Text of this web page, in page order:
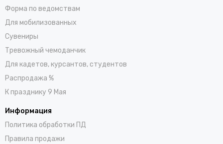
Форма по ведомствам
Для мобилизованных
Сувениры
Тревожный чемоданчик
Для кадетов, курсантов, студентов
Распродажа %
К празднику 9 Мая
Информация
Политика обработки ПД
Правила продажи